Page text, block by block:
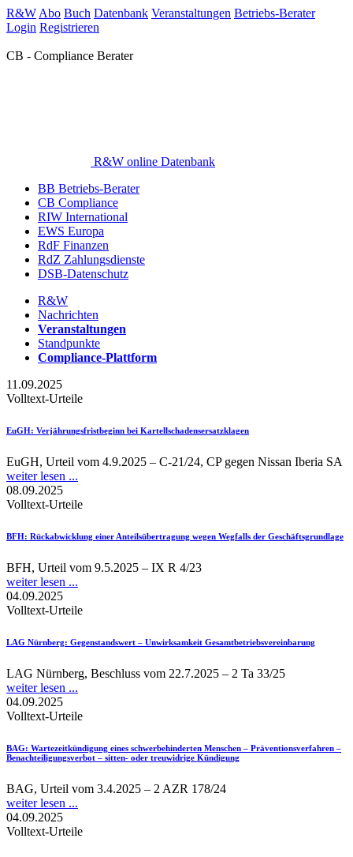
R&W Abo Buch Datenbank Veranstaltungen Betriebs-Berater
Login Registrieren
CB - Compliance Berater
R&W online Datenbank
BB Betriebs-Berater
CB Compliance
RIW International
EWS Europa
RdF Finanzen
RdZ Zahlungsdienste
DSB-Datenschutz
R&W
Nachrichten
Veranstaltungen
Standpunkte
Compliance-Plattform
11.09.2025
Volltext-Urteile
EuGH: Verjährungsfristbeginn bei Kartellschadensersatzklagen
EuGH, Urteil vom 4.9.2025 – C-21/24, CP gegen Nissan Iberia SA
weiter lesen ...
08.09.2025
Volltext-Urteile
BFH: Rückabwicklung einer Anteilsübertragung wegen Wegfalls der Geschäftsgrundlage
BFH, Urteil vom 9.5.2025 – IX R 4/23
weiter lesen ...
04.09.2025
Volltext-Urteile
LAG Nürnberg: Gegenstandswert – Unwirksamkeit Gesamtbetriebsvereinbarung
LAG Nürnberg, Beschluss vom 22.7.2025 – 2 Ta 33/25
weiter lesen ...
04.09.2025
Volltext-Urteile
BAG: Wartezeitkündigung eines schwerbehinderten Menschen – Präventionsverfahren –
Benachteiligungsverbot – sitten- oder treuwidrige Kündigung
BAG, Urteil vom 3.4.2025 – 2 AZR 178/24
weiter lesen ...
04.09.2025
Volltext-Urteile